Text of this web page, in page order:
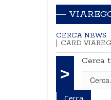
CERCA NEWS
CARD
>
Cerca